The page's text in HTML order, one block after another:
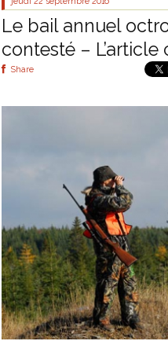
Le bail annuel
contesté –
Share